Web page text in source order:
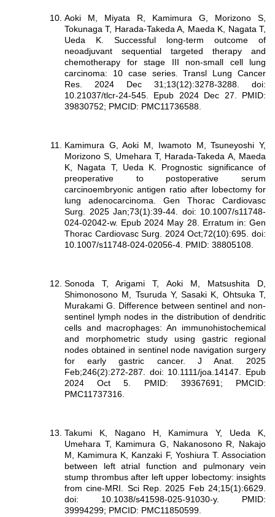
Aoki M, Miyata R, Kamimura G, Morizono S,
Tokunaga T, Harada-Takeda A, Maeda K, Nagata T,
Ueda K. Successful long-term outcome of
neoadjuvant sequential targeted therapy and
chemotherapy for stage III non-small cell lung
carcinoma: 10 case series. Transl Lung Cancer
Res. 2024 Dec 31;13(12):3278-3288. doi:
10.21037/tlcr-24-545. Epub 2024 Dec 27. PMID:
39830752; PMCID: PMC11736588.
Kamimura G, Aoki M, Iwamoto M, Tsuneyoshi Y,
Morizono S, Umehara T, Harada-Takeda A, Maeda
K, Nagata T, Ueda K. Prognostic significance of
preoperative to postoperative serum
carcinoembryonic antigen ratio after lobectomy for
lung adenocarcinoma. Gen Thorac Cardiovasc
Surg. 2025 Jan;73(1):39-44. doi: 10.1007/s11748-
024-02042-w. Epub 2024 May 28. Erratum in: Gen
Thorac Cardiovasc Surg. 2024 Oct;72(10):695. doi:
10.1007/s11748-024-02056-4. PMID: 38805108.
Sonoda T, Arigami T, Aoki M, Matsushita D,
Shimonosono M, Tsuruda Y, Sasaki K, Ohtsuka T,
Murakami G. Difference between sentinel and non-
sentinel lymph nodes in the distribution of dendritic
cells and macrophages: An immunohistochemical
and morphometric study using gastric regional
nodes obtained in sentinel node navigation surgery
for early gastric cancer. J Anat. 2025
Feb;246(2):272-287. doi: 10.1111/joa.14147. Epub
2024 Oct 5. PMID: 39367691; PMCID:
PMC11737316.
Takumi K, Nagano H, Kamimura Y, Ueda K,
Umehara T, Kamimura G, Nakanosono R, Nakajo
M, Kamimura K, Kanzaki F, Yoshiura T. Association
between left atrial function and pulmonary vein
stump thrombus after left upper lobectomy: insights
from cine-MRI. Sci Rep. 2025 Feb 24;15(1):6629.
doi: 10.1038/s41598-025-91030-y. PMID:
39994299; PMCID: PMC11850599.